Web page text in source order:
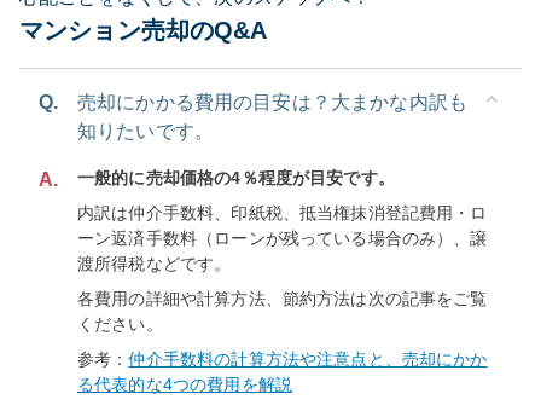
マンション売却のQ&A
Q.
売却にかかる費用の目安は？大まかな内訳も
知りたいです。
A.
一般的に売却価格の4％程度が目安です。
内訳は仲介手数料、印紙税、抵当権抹消登記費用・ロ
ーン返済手数料（ローンが残っている場合のみ）、譲
渡所得税などです。
各費用の詳細や計算方法、節約方法は次の記事をご覧
ください。
参考：仲介手数料の計算方法や注意点と、売却にかか
る代表的な4つの費用を解説